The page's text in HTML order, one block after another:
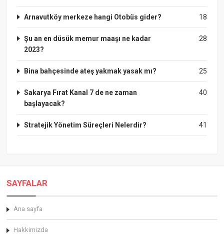
18
Arnavutköy merkeze hangi Otobüs gider?
28
Şu an en düsük memur maaşı ne kadar
2023?
25
Bina bahçesinde ateş yakmak yasak mı?
40
Sakarya Fırat Kanal 7 de ne zaman
başlayacak?
41
Stratejik Yönetim Süreçleri Nelerdir?
SAYFALAR
Ana sayfa
Hakkimizda